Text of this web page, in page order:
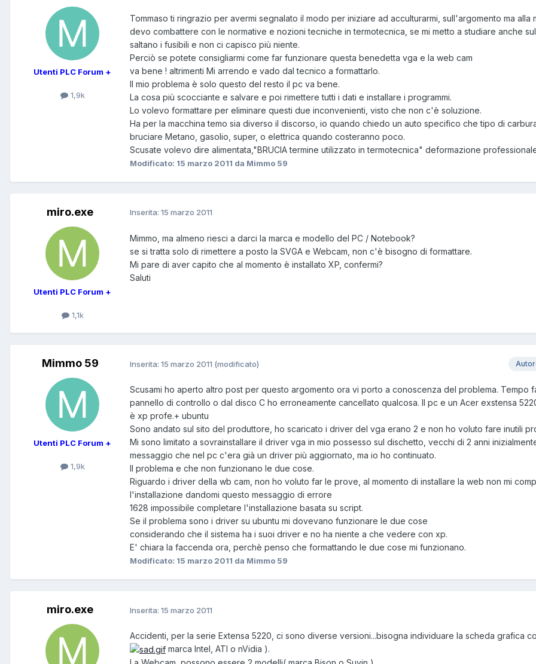
Utenti PLC Forum +
1,9k
Tommaso ti ringrazio per avermi segnalato il modo per iniziare ad acculturarmi, sull'argomento ma alla
devo combattere con le normative e nozioni tecniche in termotecnica, se mi metto a studiare anche
saltano i fusibili e non ci capisco più niente.
Perciò se potete consigliarmi come far funzionare questa benedetta vga e la web cam
va bene ! altrimenti Mi arrendo e vado dal tecnico a formattarlo.
Il mio problema è solo questo del resto il pc va bene.
La cosa più scocciante e salvare e poi rimettere tutti i dati e installare i programmi.
Lo volevo formattare per eliminare questi due inconvenienti, visto che non c'è soluzione.
Ha per la macchina temo sia diverso il discorso, io quando chiedo un auto specifico che tipo di
bruciare Metano, gasolio, super, o elettrica quando costeranno poco.
Scusate volevo dire alimentata,"BRUCIA termine utilizzato in termotecnica" deformazione
Modificato: 15 marzo 2011 da Mimmo 59
miro.exe
Utenti PLC Forum +
1,1k
Inserita: 15 marzo 2011
Mimmo, ma almeno riesci a darci la marca e modello del PC / Notebook?
se si tratta solo di rimettere a posto la SVGA e Webcam, non c'è bisogno di formattare.
Mi pare di aver capito che al momento è installato XP, confermi?
Saluti
Mimmo 59
Utenti PLC Forum +
1,9k
Inserita: 15 marzo 2011 (modificato)
Scusami ho aperto altro post per questo argomento ora vi porto a conoscenza del problema. Tempo
pannello di controllo o dal disco C ho erroneamente cancellato qualcosa. Il pc e un Acer exstensa
è xp profe.+ ubuntu
Sono andato sul sito del produttore, ho scaricato i driver del vga erano 2 e non ho voluto fare inutili
Mi sono limitato a sovrainstallare il driver vga in mio possesso sul dischetto, vecchi di 2 anni
messaggio che nel pc c'era già un driver più aggiornato, ma io ho continuato.
Il problema e che non funzionano le due cose.
Riguardo i driver della wb cam, non ho voluto far le prove, al momento di installare la web non mi
l'installazione dandomi questo messaggio di errore
1628 impossibile completare l'installazione basata su script.
Se il problema sono i driver su ubuntu mi dovevano funzionare le due cose
considerando che il sistema ha i suoi driver e no ha niente a che vedere con xp.
E' chiara la faccenda ora, perchè penso che formattando le due cose mi funzionano.
Modificato: 15 marzo 2011 da Mimmo 59
miro.exe Inserita: 15 marzo 2011
Accidenti, per la serie Extensa 5220, ci sono diverse versioni...bisogna individuare la scheda grafica
marca Intel, ATI o nVidia ).